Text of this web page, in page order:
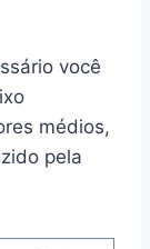
você
médios,
pela